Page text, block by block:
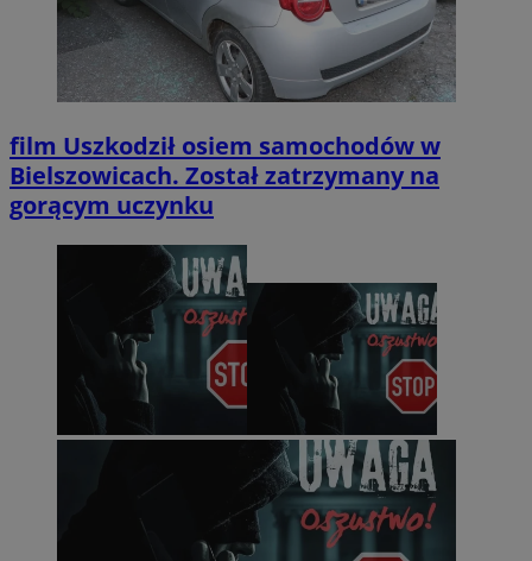
film Uszkodził osiem samochodów w
Bielszowicach. Został zatrzymany na
gorącym uczynku